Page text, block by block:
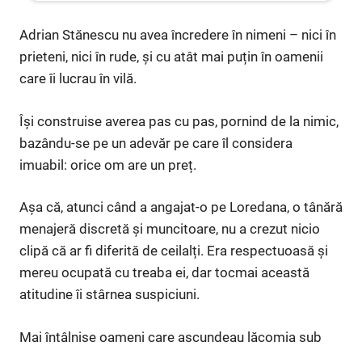
Adrian Stănescu nu avea încredere în nimeni – nici în
prieteni, nici în rude, și cu atât mai puțin în oamenii
care îi lucrau în vilă.
Își construise averea pas cu pas, pornind de la nimic,
bazându-se pe un adevăr pe care îl considera
imuabil: orice om are un preț.
Așa că, atunci când a angajat-o pe Loredana, o tânără
menajeră discretă și muncitoare, nu a crezut nicio
clipă că ar fi diferită de ceilalți. Era respectuoasă și
mereu ocupată cu treaba ei, dar tocmai această
atitudine îi stârnea suspiciuni.
Mai întâlnise oameni care ascundeau lăcomia sub